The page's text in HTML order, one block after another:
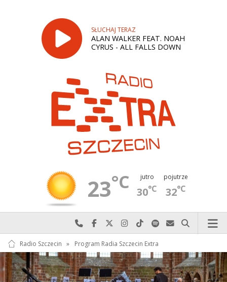
SŁUCHAJ TERAZ
ALAN WALKER FEAT. NOAH
CYRUS - ALL FALLS DOWN
23°C jutro
30°C
pojutrze
32°C
Najlepiej po prostu do nas zadzwoń
Odwiedź nas na Facebook-u
Odwiedź nas na X
Odwiedź nas na Instagram-ie
Odwiedź nas na TikTok-u
Szukaj nas na Spotify
Wyślij do nas
Szukaj
Radio Szczecin » Program Radia Szczecin Extra